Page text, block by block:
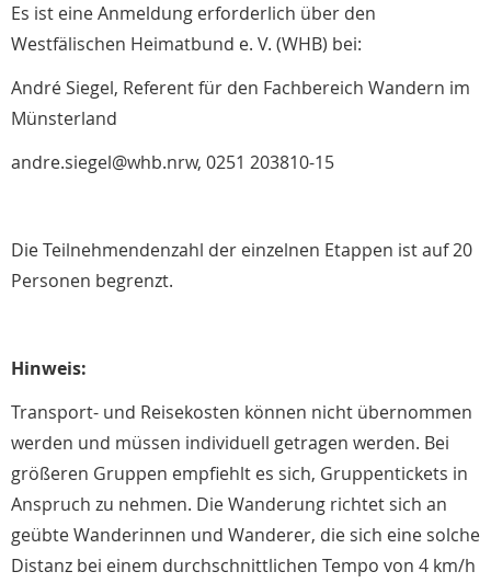
Es ist eine Anmeldung erforderlich über den
Westfälischen Heimatbund e. V. (WHB) bei:
André Siegel, Referent für den Fachbereich Wandern im
Münsterland
andre.siegel@whb.nrw, 0251 203810-15
Die Teilnehmendenzahl der einzelnen Etappen ist auf 20
Personen begrenzt.
Hinweis:
Transport- und Reisekosten können nicht übernommen
werden und müssen individuell getragen werden. Bei
größeren Gruppen empfiehlt es sich, Gruppentickets in
Anspruch zu nehmen. Die Wanderung richtet sich an
geübte Wanderinnen und Wanderer, die sich eine solche
Distanz bei einem durchschnittlichen Tempo von 4 km/h